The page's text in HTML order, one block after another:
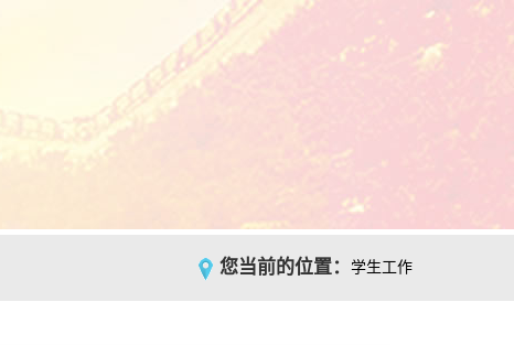
您当前的位置： 学生工作